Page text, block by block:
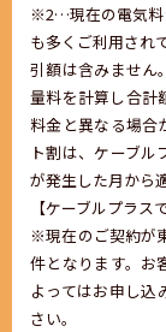
※2…現在の電気料
も多くご利用され
引額は含みません
量料を計算し合計
料金と異なる場合
ト割は、ケーブ
が発生した月から
【ケーブルプラス
※現在のご契約が
件となります。お
よってはお申し込
さい。